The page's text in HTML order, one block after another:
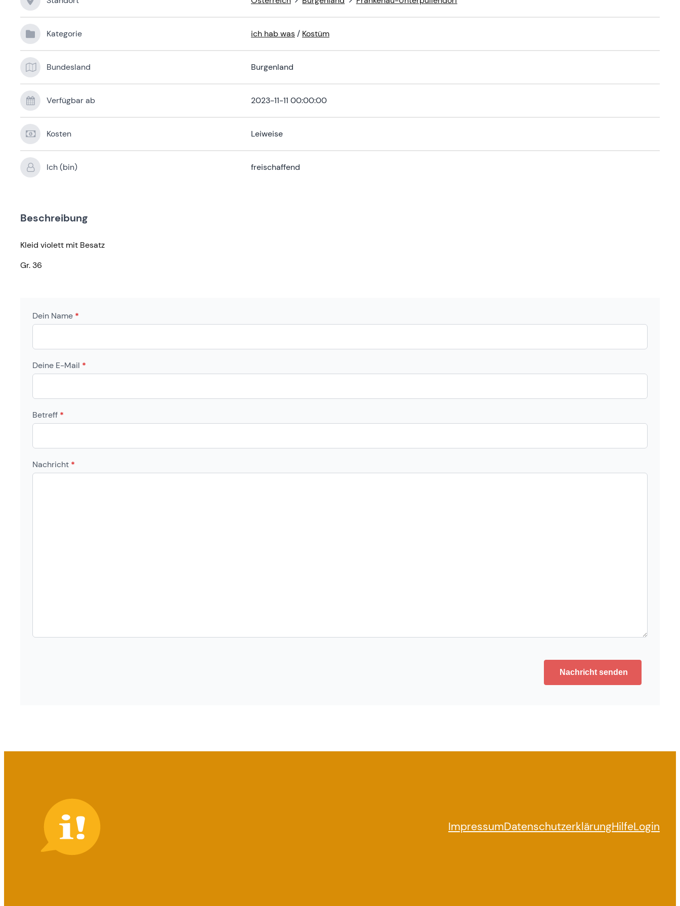
Kategorie ich hab was / Kostüm
Bundesland Burgenland
Verfügbar ab 2023-11-11 00:00:00
Kosten Leiweise
Ich (bin) freischaffend
Beschreibung
Kleid violett mit Besatz
Gr. 36
Dein Name *
Deine E-Mail *
Betreff *
Nachricht *
Nachricht senden
ImpressumDatenschutzerklärungHilfeLogin